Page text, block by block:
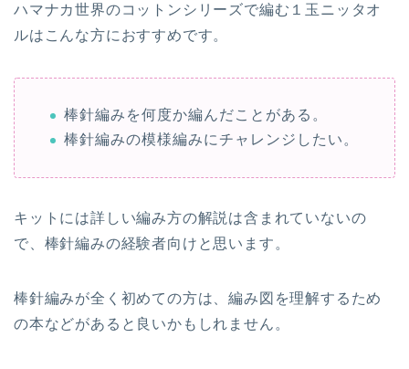
ハマナカ世界のコットンシリーズで編む１玉ニッタオ
ルはこんな方におすすめです。
棒針編みを何度か編んだことがある。
棒針編みの模様編みにチャレンジしたい。
キットには詳しい編み方の解説は含まれていないの
で、棒針編みの経験者向けと思います。
棒針編みが全く初めての方は、編み図を理解するため
の本などがあると良いかもしれません。